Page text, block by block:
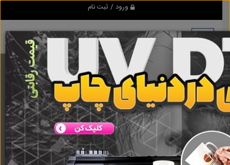
ورود / ثبت نام
برنامه اندروید ابزاریراق
مرجع نیازمندیهای ابزار و یراق آلات عمومی و صنعتی
دانلود